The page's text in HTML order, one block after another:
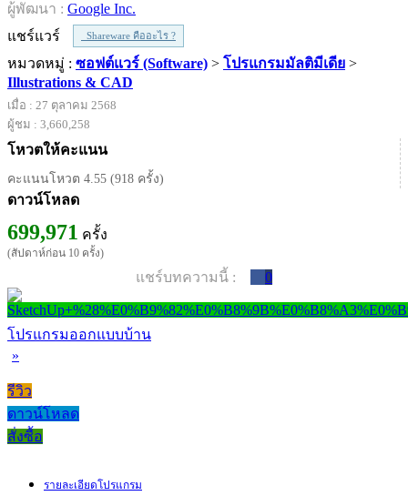
ผู้พัฒนา : Google Inc.
แชร์แวร์
Shareware คืออะไร ?
หมวดหมู่ : ซอฟต์แวร์ (Software) > โปรแกรมมัลติมีเดีย >
Illustrations & CAD
เมื่อ : 27 ตุลาคม 2568
ผู้ชม : 3,660,258
โหวตให้คะแนน
คะแนนโหวต 4.55 (918 ครั้ง)
ดาวน์โหลด
699,971 ครั้ง
(สัปดาห์ก่อน 10 ครั้ง)
แชร์บทความนี้ : 0
โปรแกรมออกแบบบ้าน
»
รีวิว
ดาวน์โหลด
สั่งซื้อ
รายละเอียดโปรแกรม